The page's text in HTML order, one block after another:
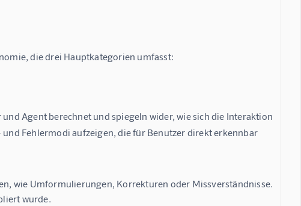
die drei Hauptkategorien umfasst:
Agent berechnet und spiegeln wider, wie sich die Interaktion
Fehlermodi aufzeigen, die für Benutzer direkt erkennbar
wie Umformulierungen, Korrekturen oder Missverständnisse.
wurde.